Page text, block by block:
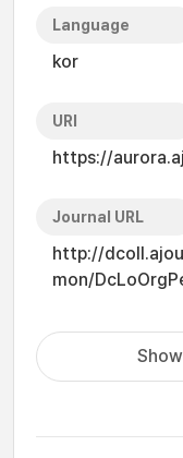
Language
kor
URI
https://
Journal URL
http://
mon/